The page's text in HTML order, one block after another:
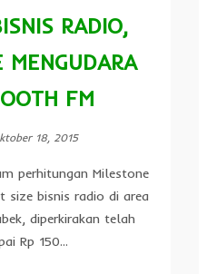
RADIO,
MENGUDARA
FM
18, 2015
perhitungan Milestone
size bisnis radio di area
diperkirakan telah
Rp 150...